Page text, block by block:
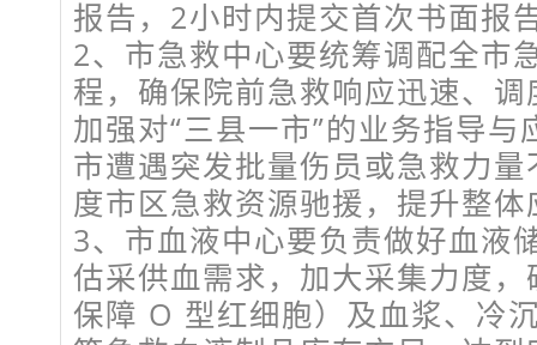
报告，2小时内提交首次书面报
2、市急救中心要统筹调配全市
程，确保院前急救响应迅速、
加强对“三县一市”的业务指导
市遭遇突发批量伤员或急救力
度市区急救资源驰援，提升整
3、市血液中心要负责做好血液
估采供血需求，加大采集力度
保障 O 型红细胞）及血浆、冷